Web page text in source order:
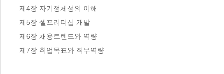
제4장 자기정체성의 이해
제5장 셀프리더십 개발
제6장 채용트렌드와 역량
제7장 취업목표와 직무역량